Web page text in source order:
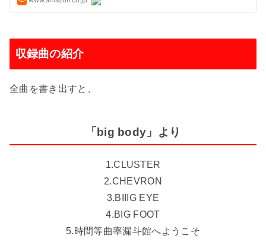
収録曲の紹介
全曲を書き出すと、
「big body」より
1.CLUSTER
2.CHEVRON
3.BIIIG EYE
4.BIG FOOT
5.時間等曲率漏斗館へようこそ